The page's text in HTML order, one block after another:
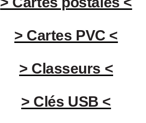
> Cartes PVC <
> Classeurs <
> Clés USB <